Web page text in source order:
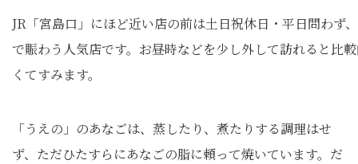
JR「宮島口」にほど近い店の前は土日祝休日・平日問わず
で賑わう人気店です。お昼時などを少し外して訪れると比
くてすみます。
「うえの」のあなごは、蒸したり、煮たりする調理はせ
ず、ただひたすらにあなごの脂に頼って焼いています。だ